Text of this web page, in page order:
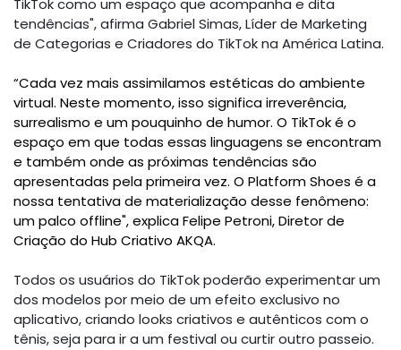
TikTok como um espaço que acompanha e dita
tendências", afirma Gabriel Simas, Líder de Marketing
de Categorias e Criadores do TikTok na América Latina.
“Cada vez mais assimilamos estéticas do ambiente
virtual. Neste momento, isso significa irreverência,
surrealismo e um pouquinho de humor. O TikTok é o
espaço em que todas essas linguagens se encontram
e também onde as próximas tendências são
apresentadas pela primeira vez. O Platform Shoes é a
nossa tentativa de materialização desse fenômeno:
um palco offline", explica Felipe Petroni, Diretor de
Criação do Hub Criativo AKQA.
Todos os usuários do TikTok poderão experimentar um
dos modelos por meio de um efeito exclusivo no
aplicativo, criando looks criativos e autênticos com o
tênis, seja para ir a um festival ou curtir outro passeio.